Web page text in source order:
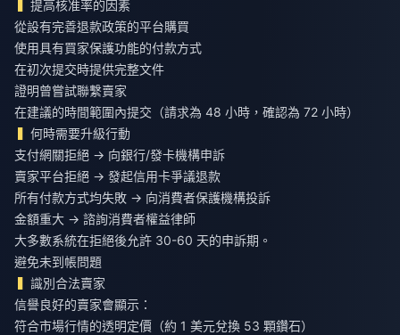
提高核准率的因素
從設有完善退款政策的平台購買
使用具有買家保護功能的付款方式
在初次提交時提供完整文件
證明曾嘗試聯繫賣家
在建議的時間範圍內提交（請求為 48 小時，確認為 72 小時）
何時需要升級行動
支付網關拒絕 → 向銀行/發卡機構申訴
賣家平台拒絕 → 發起信用卡爭議退款
所有付款方式均失敗 → 向消費者保護機構投訴
金額重大 → 諮詢消費者權益律師
大多數系統在拒絕後允許 30-60 天的申訴期。
避免未到帳問題
識別合法賣家
信譽良好的賣家會顯示：
符合市場行情的透明定價（約 1 美元兌換 53 顆鑽石）